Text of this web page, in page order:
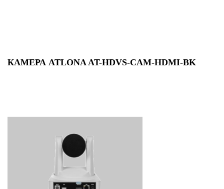
КАМЕРА ATLONA AT-HDVS-CAM-HDMI-BK